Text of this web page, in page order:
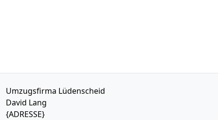
Umzugsfirma Lüdenscheid
David Lang
{ADRESSE}